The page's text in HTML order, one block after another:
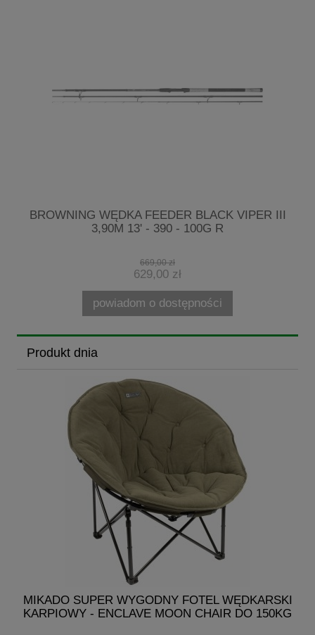
BROWNING WĘDKA FEEDER BLACK VIPER III
3,90M 13' - 390 - 100G R
669,00 zł
629,00 zł
powiadom o dostępności
Produkt dnia
MIKADO SUPER WYGODNY FOTEL WĘDKARSKI
KARPIOWY - ENCLAVE MOON CHAIR DO 150KG